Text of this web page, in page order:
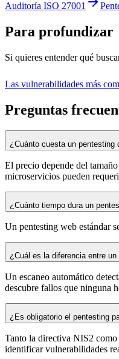
Auditoría ISO 27001
Para profundizar
Si quieres entender qué
Las vulnerabilidades más
Preguntas
¿Cuánto cuesta un pentesting
El precio depende del
microservicios pueden
¿Cuánto tiempo dura un
Un pentesting web estándar
¿Cuál es la diferencia entre
Un escaneo automático
descubre fallos que ninguna
¿Es obligatorio el pentesting
Tanto la directiva NIS2 como
identificar vulnerabilidades